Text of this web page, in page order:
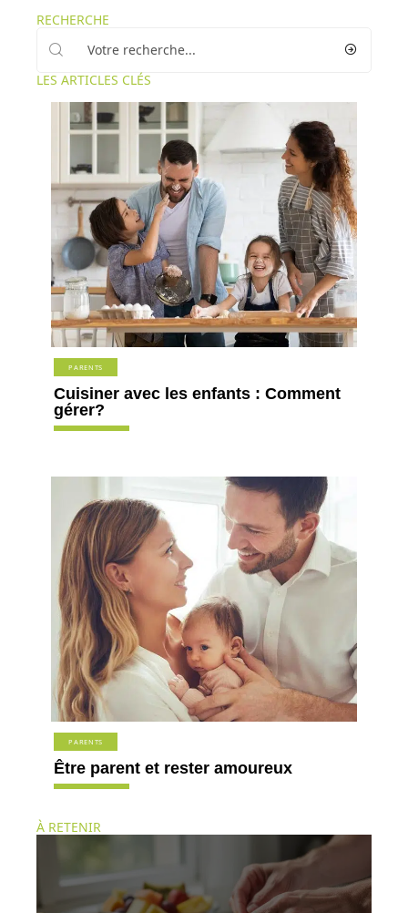
RECHERCHE
LES ARTICLES CLÉS
PARENTS
Cuisiner avec les enfants : Comment
gérer?
PARENTS
Être parent et rester amoureux
À RETENIR